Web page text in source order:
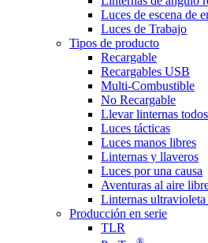
Luces de escena de
Luces de Trabajo
Tipos de producto
Recargable
Recargables USB
Multi-Combustible
No Recargable
Llevar linternas
Luces tácticas
Luces manos libres
Linternas y llaveros
Luces por una causa
Aventuras al aire
Linternas
Producción en serie
TLR